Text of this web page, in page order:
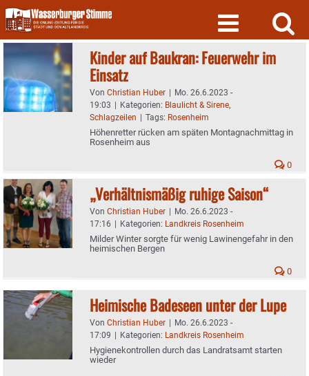
Skip
to
content
Kinder auf Baukran: Feuerwehr im
Einsatz
Von Christian Huber | Mo. 26.6.2023 -
19:03 | Kategorien: Blaulicht & Sirene,
Schlagzeilen | Tags: Rosenheim
Höhenretter rücken am späten Montagnachmittag in
Rosenheim aus
0
„Verhältnismäßig ruhige Saison“
Von Christian Huber | Mo. 26.6.2023 -
17:16 | Kategorien: Landkreis Rosenheim
Milder Winter sorgte für wenig Lawinengefahr in den
heimischen Bergen
0
Heimische Badeseen unter der Lupe
Von Christian Huber | Mo. 26.6.2023 -
17:09 | Kategorien: Landkreis Rosenheim
Hygienekontrollen durch das Landratsamt starten
wieder